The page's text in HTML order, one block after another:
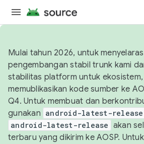
Mulai tahun 2026, untuk
pengembangan stabil trunk kami
stabilitas platform untuk ekosistem,
memublikasikan kode sumber ke
Q4. Untuk membuat dan
gunakan android-latest-release
android-latest-release akan
terbaru yang dikirim ke AOSP.